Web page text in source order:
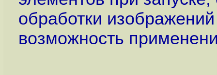
обработки
возможность